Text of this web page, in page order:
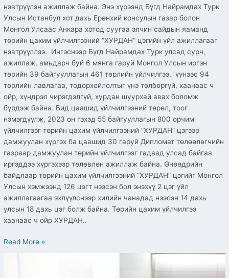
нэвтрүүлэн ажиллаж байна. Энэ хүрээнд Бүгд Найрамдах Турк
Улсын Истанбул хот дахь Ерөнхий консулын газар болон
Монгол Улсаас Анкара хотод суугаа элчин сайдын яаманд
төрийн цахим үйлчилгээний “ХУРДАН” цэгийн үйл ажиллагааг
нэвтрүүллээ. Ингэснээр Бүгд Найрамдах Турк улсад сурч,
ажиллаж, амьдарч буй 6 мянга гаруй Монгол Улсын иргэн
төрийн 39 байгууллагын 461 төрлийн үйлчилгээ, үүнээс 94
төрлийн лавлагаа, тодорхойлолтыг үнэ төлбөргүй, хаанаас ч
ойр, хүндрэл чирэгдэлгүй, хурдан шуурхай авах боломж
бүрдэж байна. Бид цаашид үйлчилгээний төрөл, тоог
нэмэгдүүлж, 2023 он гэхэд 55 байгууллагын 800 орчим
үйлчилгээг төрийн цахим үйлчилгээний “ХУРДАН” цэгээр
дамжуулан хүргэх ба цаашид 30 гаруй Дипломат төлөөлөгчийн
газраар дамжуулан төрийн үйлчилгээг гадаад улсад байгаа
иргэддээ хүргэхээр төлөвлөн ажиллаж байна. Өнөөдрийн
байдлаар төрийн цахим үйлчилгээний “ХУРДАН” цэгийг Монгол
Улсын хэмжээнд 126 цэгт нээсэн бол энэхүү 2 цэг үйл
ажиллагаагаа эхлүүлснээр хилийн чанадад нээсэн 14 дахь
улсын 18 дахь цэг болж байна. Төрийн цахим үйлчилгээ
хаанаас ч ойр ХУРДАН..
Read More »